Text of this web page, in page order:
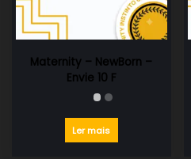
Maternity – NewBorn –
Envie 10 F
Ler mais